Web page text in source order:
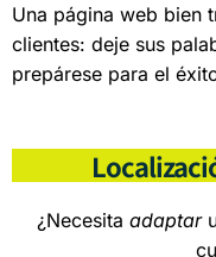
Una página web bien
clientes: deje sus
prepárese para el
¿Necesita adaptar